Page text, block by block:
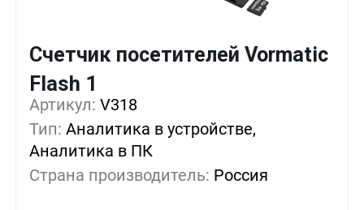
Счетчик посетителей Vormatic
Flash 1
Артикул: V318
Тип: Аналитика в устройстве,
Аналитика в ПК
Страна производитель: Россия
Кол-во
5+ -7%
10+ -15%